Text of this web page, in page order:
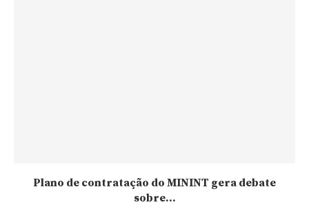
Plano de contratação do MININT gera debate
sobre...